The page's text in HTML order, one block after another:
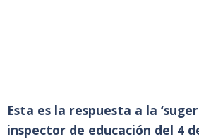
Esta es la respuesta a la
inspector de educación del 4